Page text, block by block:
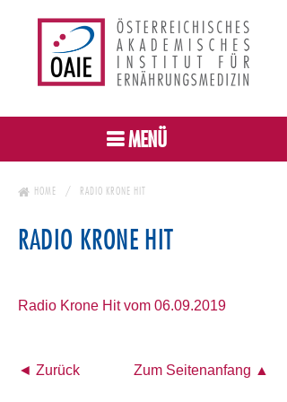
MENÜ
HOME RADIO KRONE HIT
RADIO KRONE HIT
Radio Krone Hit vom 06.09.2019
◄ Zurück Zum Seitenanfang ▲